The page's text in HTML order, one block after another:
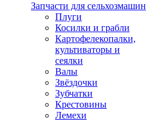
Запчасти для сельхозмашин
Плуги
Косилки и грабли
Картофелекопалки,
культиваторы и
сеялки
Валы
Звёздочки
Зубчатки
Крестовины
Лемехи